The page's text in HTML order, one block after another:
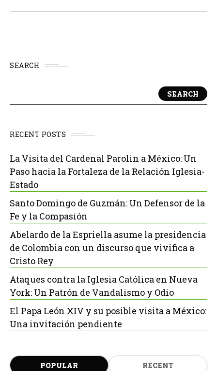
SEARCH
SEARCH
RECENT POSTS
La Visita del Cardenal Parolin a México: Un
Paso hacia la Fortaleza de la Relación Iglesia-
Estado
Santo Domingo de Guzmán: Un Defensor de la
Fe y la Compasión
Abelardo de la Espriella asume la presidencia
de Colombia con un discurso que vivifica a
Cristo Rey
Ataques contra la Iglesia Católica en Nueva
York: Un Patrón de Vandalismo y Odio
El Papa León XIV y su posible visita a México:
Una invitación pendiente
POPULAR RECENT